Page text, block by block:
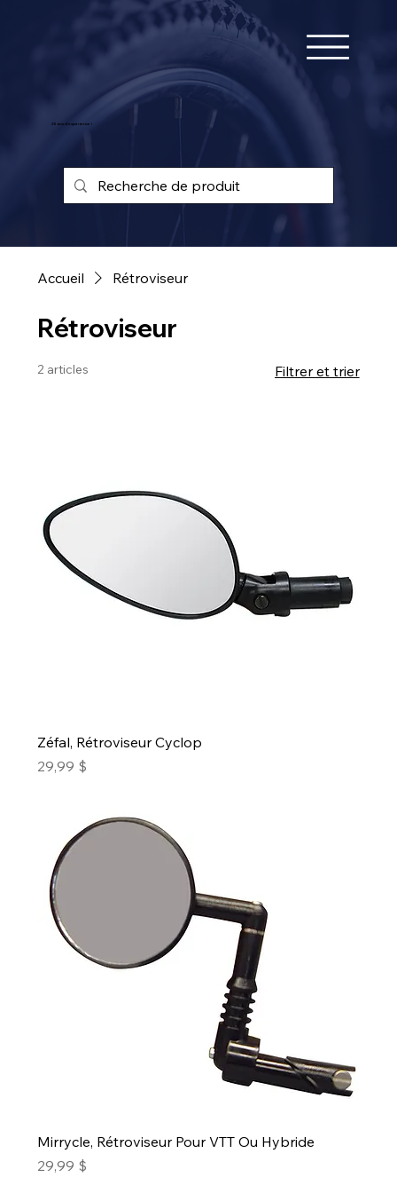
25 ans d'expérience !
Accueil Rétroviseur
Rétroviseur
2 articles Filtrer et trier
Zéfal, Rétroviseur Cyclop
Prix
29,99 $
Mirrycle, Rétroviseur Pour VTT Ou Hybride
Prix
29,99 $